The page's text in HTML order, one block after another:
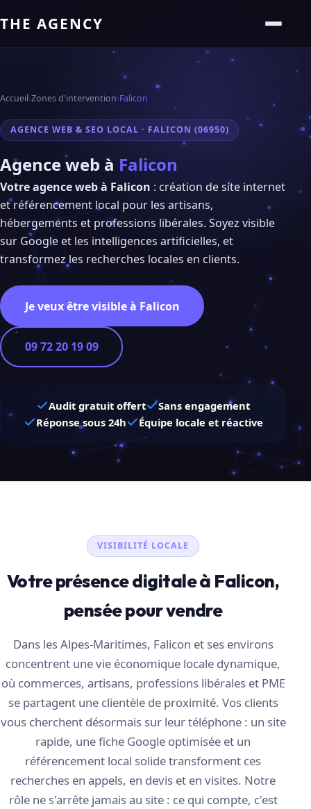
THE AGENCY
Accueil›Zones d'intervention›Falicon
AGENCE WEB & SEO LOCAL · FALICON (06950)
Agence web à Falicon
Votre agence web à Falicon : création de site internet
et référencement local pour les artisans,
hébergements et professions libérales. Soyez visible
sur Google et les intelligences artificielles, et
transformez les recherches locales en clients.
Je veux être visible à Falicon
09 72 20 19 09
Audit gratuit offert
Sans engagement
Réponse sous 24h
Équipe locale et réactive
VISIBILITÉ LOCALE
Votre présence digitale à Falicon,
pensée pour vendre
Dans les Alpes-Maritimes, Falicon et ses environs
concentrent une vie économique locale dynamique,
où commerces, artisans, professions libérales et PME
se partagent une clientèle de proximité. Vos clients
vous cherchent désormais sur leur téléphone : un site
rapide, une fiche Google optimisée et un
référencement local solide transforment ces
recherches en appels, en devis et en visites. Notre
rôle ne s'arrête jamais au site : ce qui compte, c'est